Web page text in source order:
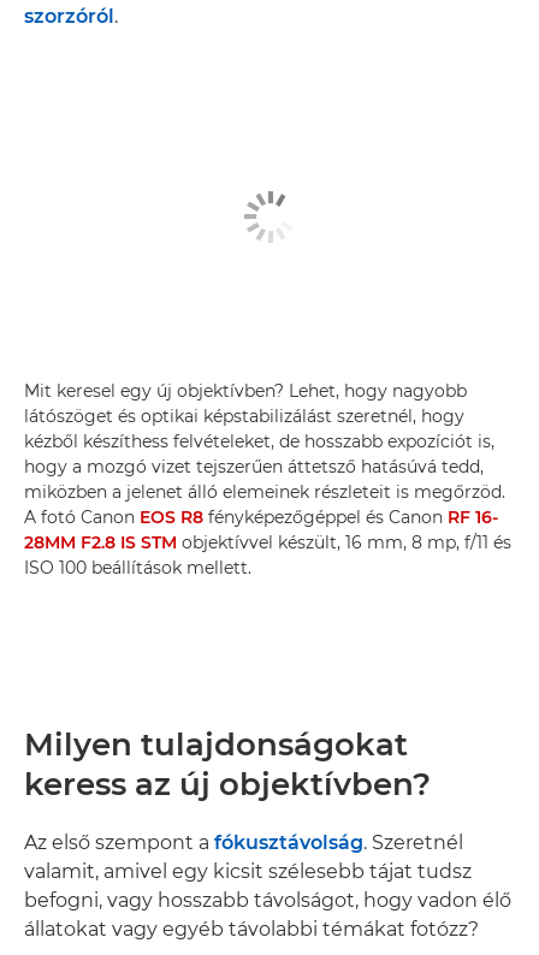
szorzóról.
Mit keresel egy új objektívben? Lehet, hogy nagyobb
látószöget és optikai képstabilizálást szeretnél, hogy
kézből készíthess felvételeket, de hosszabb expozíciót is,
hogy a mozgó vizet tejszerűen áttetsző hatásúvá tedd,
miközben a jelenet álló elemeinek részleteit is megőrzöd.
A fotó Canon EOS R8 fényképezőgéppel és Canon RF 16-
28MM F2.8 IS STM objektívvel készült, 16 mm, 8 mp, f/11 és
ISO 100 beállítások mellett.
Milyen tulajdonságokat
keress az új objektívben?
Az első szempont a fókusztávolság. Szeretnél
valamit, amivel egy kicsit szélesebb tájat tudsz
befogni, vagy hosszabb távolságot, hogy vadon élő
állatokat vagy egyéb távolabbi témákat fotózz?